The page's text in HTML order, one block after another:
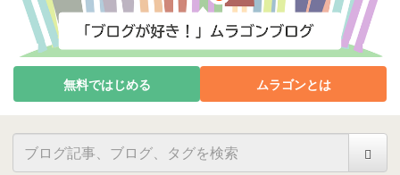
無料ではじめる ムラゴンとは